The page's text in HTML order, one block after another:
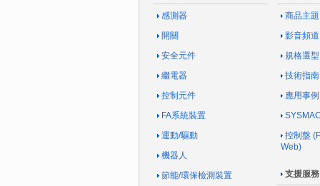
感測器
開關
安全元件
繼電器
控制元件
FA系統裝置
運動/驅動
機器人
節能/環保檢測裝置
商品主題
影音頻道
規格選型
技術指南
應用事例
控制盤
Web)
支援服務